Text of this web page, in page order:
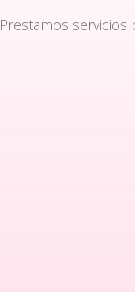
Prestamos servicios